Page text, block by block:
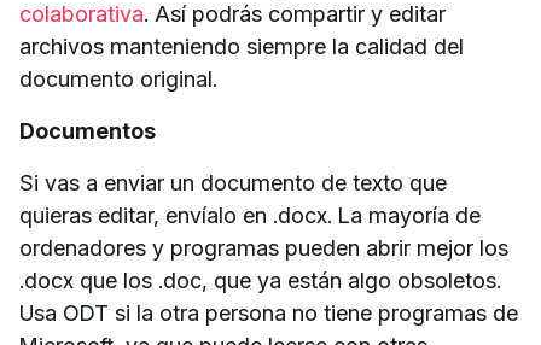
colaborativa. Así podrás compartir y editar
archivos manteniendo siempre la calidad del
documento original.
Documentos
Si vas a enviar un documento de texto que
quieras editar, envíalo en .docx. La mayoría de
ordenadores y programas pueden abrir mejor los
.docx que los .doc, que ya están algo obsoletos.
Usa ODT si la otra persona no tiene programas de